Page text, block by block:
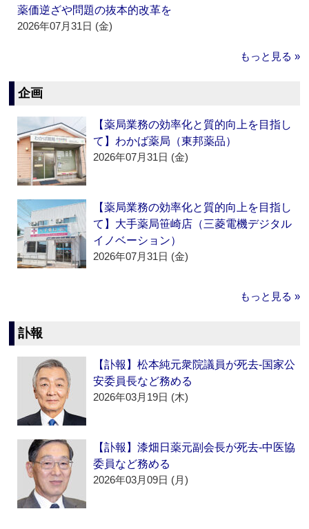
薬価逆ざや問題の抜本的改革を
2026年07月31日 (金)
もっと見る »
企画
【薬局業務の効率化と質的向上を目指し
て】わかば薬局（東邦薬品）
2026年07月31日 (金)
【薬局業務の効率化と質的向上を目指し
て】大手薬局笹崎店（三菱電機デジタル
イノベーション）
2026年07月31日 (金)
もっと見る »
訃報
【訃報】松本純元衆院議員が死去‐国家公
安委員長など務める
2026年03月19日 (木)
【訃報】漆畑日薬元副会長が死去‐中医協
委員など務める
2026年03月09日 (月)